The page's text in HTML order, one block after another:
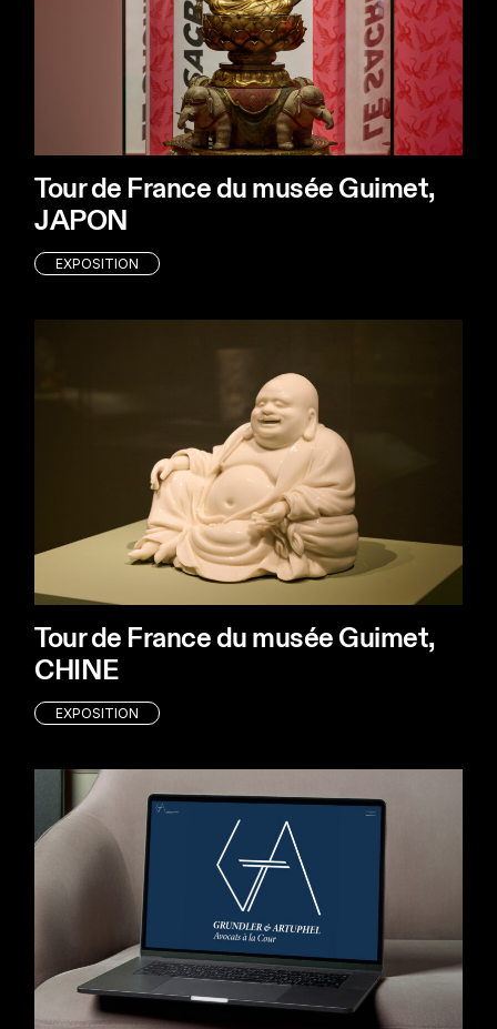
Tour de France du musée Guimet,
JAPON
EXPOSITION
Tour de France du musée Guimet,
CHINE
EXPOSITION